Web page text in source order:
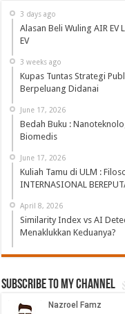
3 days ago
Alasan Beli Wuling AIR
EV
3 weeks ago
Kupas Tuntas Strategi
Berpeluang Didanai
June 17, 2026
Bedah Buku :
Biomedis
June 17, 2026
Kuliah Tamu di ULM :
INTERNASIONAL
April 8, 2026
Similarity Index vs AI
Menaklukkan Keduanya?
Subscribe to My Channel